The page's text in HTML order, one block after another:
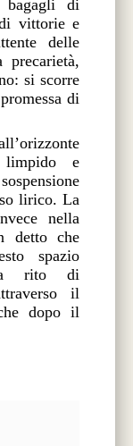
di
di vittorie e
delle
si scorre
di
limpido e
lirico. La
nella
detto che
spazio
rito di
il
dopo il